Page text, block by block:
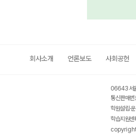
회사소개 언론보도 사회공헌
06643 서
통신판매
학원설립·
학습지원